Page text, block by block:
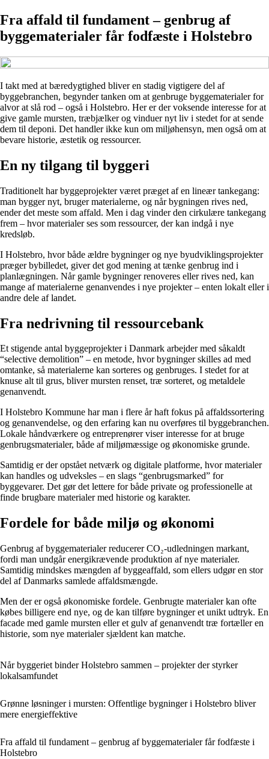
Fra affald til fundament – genbrug af
byggematerialer får fodfæste i Holstebro
I takt med at bæredygtighed bliver en stadig vigtigere del af
byggebranchen, begynder tanken om at genbruge byggematerialer for
alvor at slå rod – også i Holstebro. Her er der voksende interesse for at
give gamle mursten, træbjælker og vinduer nyt liv i stedet for at sende
dem til deponi. Det handler ikke kun om miljøhensyn, men også om at
bevare historie, æstetik og ressourcer.
En ny tilgang til byggeri
Traditionelt har byggeprojekter været præget af en lineær tankegang:
man bygger nyt, bruger materialerne, og når bygningen rives ned,
ender det meste som affald. Men i dag vinder den cirkulære tankegang
frem – hvor materialer ses som ressourcer, der kan indgå i nye
kredsløb.
I Holstebro, hvor både ældre bygninger og nye byudviklingsprojekter
præger bybilledet, giver det god mening at tænke genbrug ind i
planlægningen. Når gamle bygninger renoveres eller rives ned, kan
mange af materialerne genanvendes i nye projekter – enten lokalt eller i
andre dele af landet.
Fra nedrivning til ressourcebank
Et stigende antal byggeprojekter i Danmark arbejder med såkaldt
“selective demolition” – en metode, hvor bygninger skilles ad med
omtanke, så materialerne kan sorteres og genbruges. I stedet for at
knuse alt til grus, bliver mursten renset, træ sorteret, og metaldele
genanvendt.
I Holstebro Kommune har man i flere år haft fokus på affaldssortering
og genanvendelse, og den erfaring kan nu overføres til byggebranchen.
Lokale håndværkere og entreprenører viser interesse for at bruge
genbrugsmaterialer, både af miljømæssige og økonomiske grunde.
Samtidig er der opstået netværk og digitale platforme, hvor materialer
kan handles og udveksles – en slags “genbrugsmarked” for
byggevarer. Det gør det lettere for både private og professionelle at
finde brugbare materialer med historie og karakter.
Fordele for både miljø og økonomi
Genbrug af byggematerialer reducerer CO₂-udledningen markant,
fordi man undgår energikrævende produktion af nye materialer.
Samtidig mindskes mængden af byggeaffald, som ellers udgør en stor
del af Danmarks samlede affaldsmængde.
Men der er også økonomiske fordele. Genbrugte materialer kan ofte
købes billigere end nye, og de kan tilføre bygninger et unikt udtryk. En
facade med gamle mursten eller et gulv af genanvendt træ fortæller en
historie, som nye materialer sjældent kan matche.
Når byggeriet binder Holstebro sammen – projekter der styrker
lokalsamfundet
Grønne løsninger i mursten: Offentlige bygninger i Holstebro bliver
mere energieffektive
Fra affald til fundament – genbrug af byggematerialer får fodfæste i
Holstebro